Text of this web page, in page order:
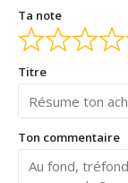
Ta note
Titre
Ton commentaire